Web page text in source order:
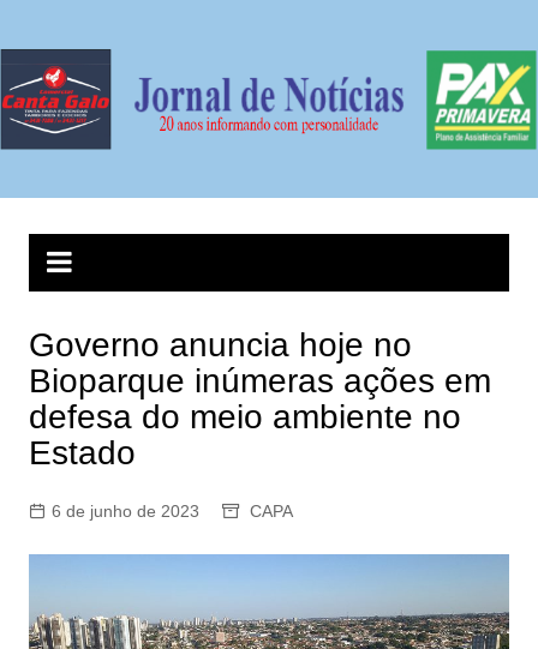
conteúdo
Governo anuncia hoje no
Bioparque inúmeras ações em
defesa do meio ambiente no
Estado
6 de junho de 2023 CAPA